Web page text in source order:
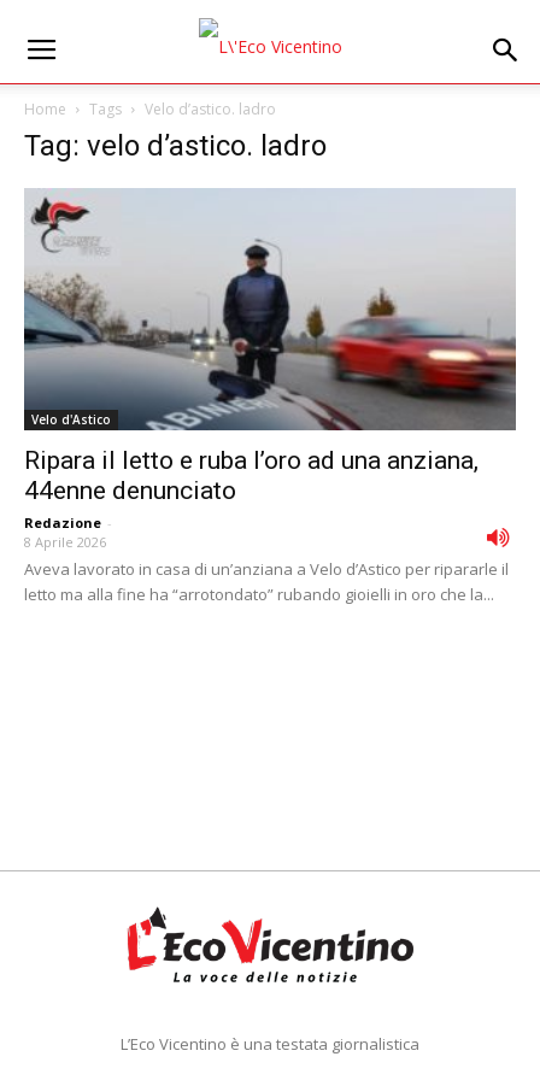
Home Tags Velo d’astico. ladro
Tag: velo d’astico. ladro
Velo d'Astico
Ripara il letto e ruba l’oro ad una anziana,
44enne denunciato
Redazione -
8 Aprile 2026
Aveva lavorato in casa di un’anziana a Velo d’Astico per ripararle il
letto ma alla fine ha “arrotondato” rubando gioielli in oro che la...
L’Eco Vicentino è una testata giornalistica